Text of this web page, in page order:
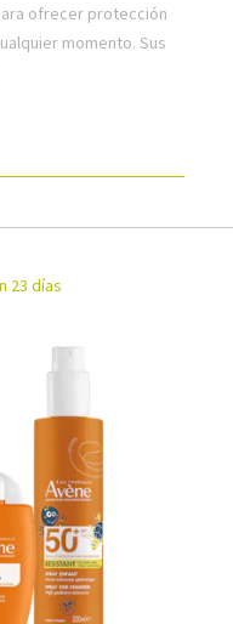
ofrecer protección
momento. Sus
23 días